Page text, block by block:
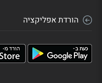
הורדת אפליקציה